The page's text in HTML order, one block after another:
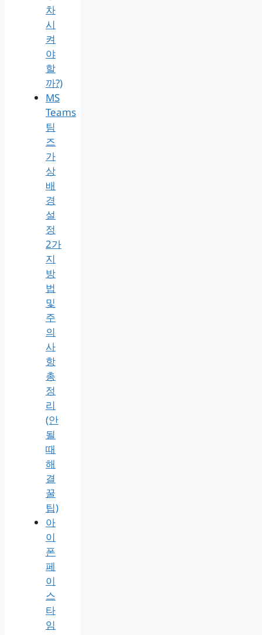
차
시
켜
야
할
까?)
MS
Teams
팀
즈
가
상
배
경
설
정
2가
지
방
법
및
주
의
사
항
총
정
리
(안
될
때
해
결
꿀
팁)
아
이
폰
페
이
스
타
임